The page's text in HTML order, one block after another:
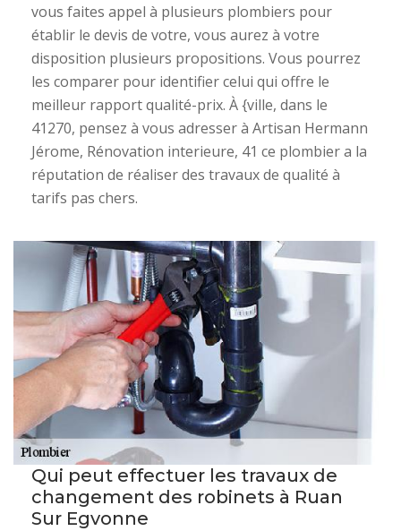
vous faites appel à plusieurs plombiers pour
établir le devis de votre, vous aurez à votre
disposition plusieurs propositions. Vous pourrez
les comparer pour identifier celui qui offre le
meilleur rapport qualité-prix. À {ville, dans le
41270, pensez à vous adresser à Artisan Hermann
Jérome, Rénovation interieure, 41 ce plombier a la
réputation de réaliser des travaux de qualité à
tarifs pas chers.
Qui peut effectuer les travaux de
changement des robinets à Ruan
Sur Egvonne